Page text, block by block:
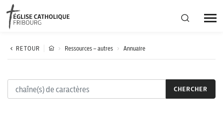
Région diocésaine
Actualités
RETOUR Ressources – autres Annuaire
CHERCHER